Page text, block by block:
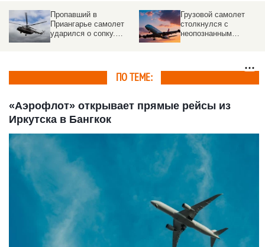
Пропавший в
Приангарье самолет
ударился о сопку.
Грузовой самолет
столкнулся с
неопознанным
ПО ТЕМЕ:
«Аэрофлот» открывает прямые рейсы из
Иркутска в Бангкок